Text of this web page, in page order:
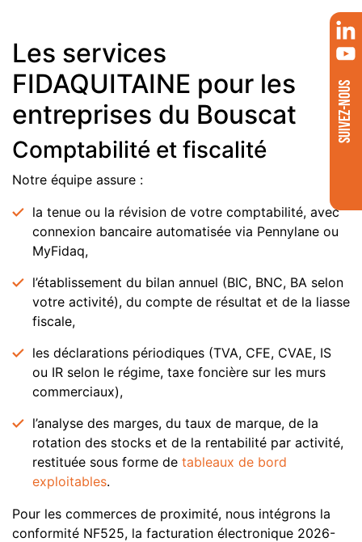
Les services
FIDAQUITAINE pour les
entreprises du Bouscat
Comptabilité et fiscalité
Notre équipe assure :
la tenue ou la révision de votre comptabilité, avec
connexion bancaire automatisée via Pennylane ou
MyFidaq,
l’établissement du bilan annuel (BIC, BNC, BA selon
votre activité), du compte de résultat et de la liasse
fiscale,
les déclarations périodiques (TVA, CFE, CVAE, IS
ou IR selon le régime, taxe foncière sur les murs
commerciaux),
l’analyse des marges, du taux de marque, de la
rotation des stocks et de la rentabilité par activité,
restituée sous forme de tableaux de bord
exploitables.
Pour les commerces de proximité, nous intégrons la
conformité NF525, la facturation électronique 2026-
SUIVEZ-NOUS